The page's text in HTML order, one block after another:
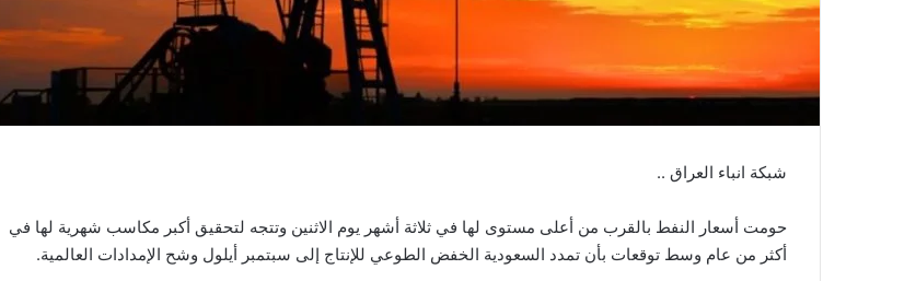
شبكة انباء العراق ..
حومت أسعار النفط بالقرب من أعلى مستوى لها في ثلاثة أشهر يوم الاثنين وتتجه لتحقيق أكبر مكاسب شهرية لها في
أكثر من عام وسط توقعات بأن تمدد السعودية الخفض الطوعي للإنتاج إلى سبتمبر أيلول وشح الإمدادات العالمية.